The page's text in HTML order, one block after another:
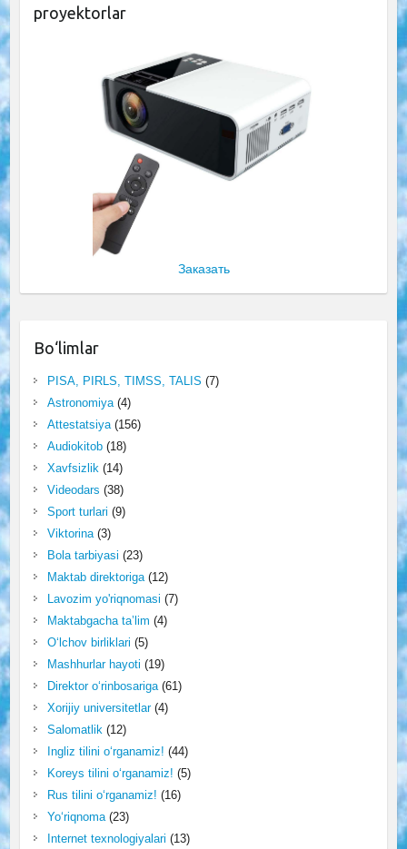
proyektorlar
Заказать
Bo‘limlar
PISA, PIRLS, TIMSS, TALIS (7)
Astronomiya(4)
Attestatsiya(156)
Audiokitob(18)
Xavfsizlik (14)
Videodars (38)
Sport turlari (9)
Viktorina(3)
Bola tarbiyasi (23)
Maktab direktoriga(12)
Lavozim yo'riqnomasi (7)
Maktabgacha ta’lim (4)
O‘lchov birliklari (5)
Mashhurlar hayoti (19)
Direktor o‘rinbosariga(61)
Xorijiy universitetlar(4)
Salomatlik (12)
Ingliz tilini o‘rganamiz! (44)
Koreys tilini o‘rganamiz! (5)
Rus tilini o‘rganamiz! (16)
Yo‘riqnoma(23)
Internet texnologiyalari (13)